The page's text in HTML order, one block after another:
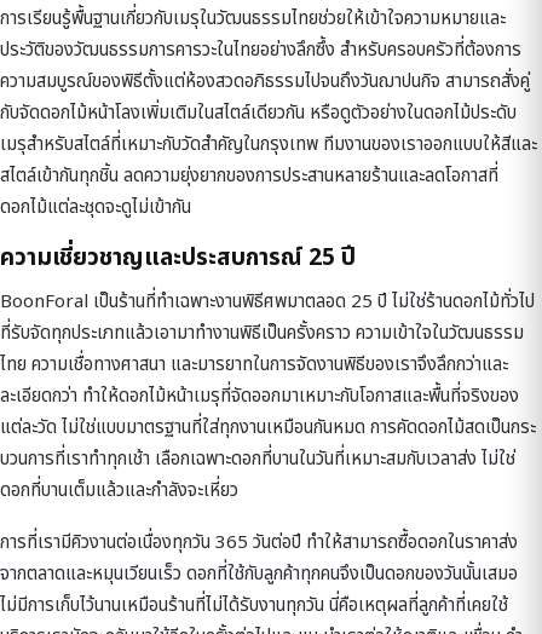
การเรียนรู้พื้นฐานเกี่ยวกับเมรุในวัฒนธรรมไทยช่วยให้เข้าใจความหมายและ
ประวัติของวัฒนธรรมการคารวะในไทยอย่างลึกซึ้ง สำหรับครอบครัวที่ต้องการ
ความสมบูรณ์ของพิธีตั้งแต่ห้องสวดอภิธรรมไปจนถึงวันฌาปนกิจ สามารถสั่งคู่
กับจัดดอกไม้หน้าโลงเพิ่มเติมในสไตล์เดียวกัน หรือดูตัวอย่างในดอกไม้ประดับ
เมรุสำหรับสไตล์ที่เหมาะกับวัดสำคัญในกรุงเทพ ทีมงานของเราออกแบบให้สีและ
สไตล์เข้ากันทุกชิ้น ลดความยุ่งยากของการประสานหลายร้านและลดโอกาสที่
ดอกไม้แต่ละชุดจะดูไม่เข้ากัน
ความเชี่ยวชาญและประสบการณ์ 25 ปี
BoonForal เป็นร้านที่ทำเฉพาะงานพิธีศพมาตลอด 25 ปี ไม่ใช่ร้านดอกไม้ทั่วไป
ที่รับจัดทุกประเภทแล้วเอามาทำงานพิธีเป็นครั้งคราว ความเข้าใจในวัฒนธรรม
ไทย ความเชื่อทางศาสนา และมารยาทในการจัดงานพิธีของเราจึงลึกกว่าและ
ละเอียดกว่า ทำให้ดอกไม้หน้าเมรุที่จัดออกมาเหมาะกับโอกาสและพื้นที่จริงของ
แต่ละวัด ไม่ใช่แบบมาตรฐานที่ใส่ทุกงานเหมือนกันหมด การคัดดอกไม้สดเป็นกระ
บวนการที่เราทำทุกเช้า เลือกเฉพาะดอกที่บานในวันที่เหมาะสมกับเวลาส่ง ไม่ใช่
ดอกที่บานเต็มแล้วและกำลังจะเหี่ยว
การที่เรามีคิวงานต่อเนื่องทุกวัน 365 วันต่อปี ทำให้สามารถซื้อดอกในราคาส่ง
จากตลาดและหมุนเวียนเร็ว ดอกที่ใช้กับลูกค้าทุกคนจึงเป็นดอกของวันนั้นเสมอ
ไม่มีการเก็บไว้นานเหมือนร้านที่ไม่ได้รับงานทุกวัน นี่คือเหตุผลที่ลูกค้าที่เคยใช้